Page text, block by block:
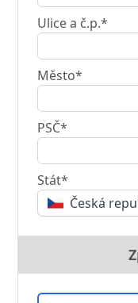
Ulice a č.p.*
Město*
PSČ*
Stát*
Česká